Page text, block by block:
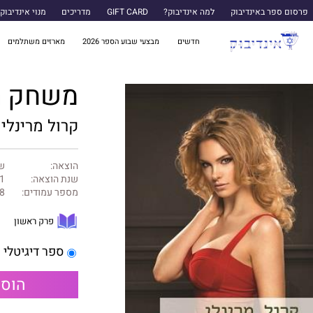
פרסום ספר באינדיבוק למה אינדיבוק? GIFT CARD מדריכים מנוי אינדיבוק
חדשים מבצעי שבוע הספר 2026 מארזים משתלמים
משחק
קרול מרינלי
הוצאה:
שנת הוצאה:
מספר עמודים:
פרק ראשון
ספר דיגיטלי